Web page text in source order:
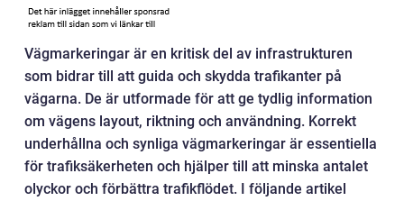
Vägmarkeringar är en kritisk del av infrastrukturen
som bidrar till att guida och skydda trafikanter på
vägarna. De är utformade för att ge tydlig information
om vägens layout, riktning och användning. Korrekt
underhållna och synliga vägmarkeringar är essentiella
för trafiksäkerheten och hjälper till att minska antalet
olyckor och förbättra trafikflödet. I följande artikel